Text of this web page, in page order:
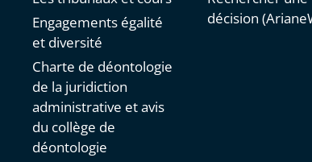
Engagements égalité
et diversité
Charte de déontologie
de la juridiction
administrative et avis
du collège de
déontologie
décision